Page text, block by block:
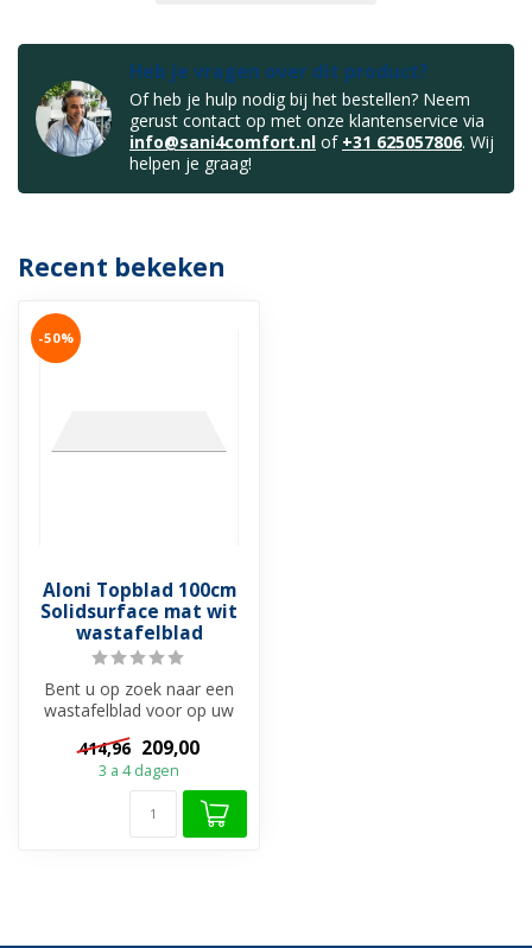
Heb je vragen over dit product?
Of heb je hulp nodig bij het bestellen? Neem
gerust contact op met onze klantenservice via
info@sani4comfort.nl of +31 625057806. Wij
helpen je graag!
Recent bekeken
-50%
Aloni Topblad 100cm
Solidsurface mat wit
wastafelblad
Bent u op zoek naar een
wastafelblad voor op uw
trendy badkamermuebel
onderkast?...
414,96 209,00
3 a 4 dagen